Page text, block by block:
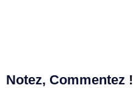
Notez, Commentez !